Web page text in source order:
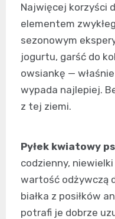
Najwięcej korzyści
elementem
sezonowym
jogurtu, garść do
owsiankę —
wypada najlepiej.
z tej ziemi.
Pyłek kwiatowy
codzienny,
wartość odżywczą
białka z posiłków
potrafi je dobrze